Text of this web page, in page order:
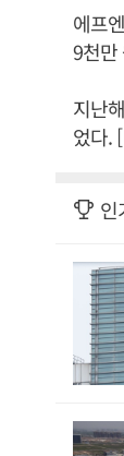
에프
9천만
지난
었다.
인